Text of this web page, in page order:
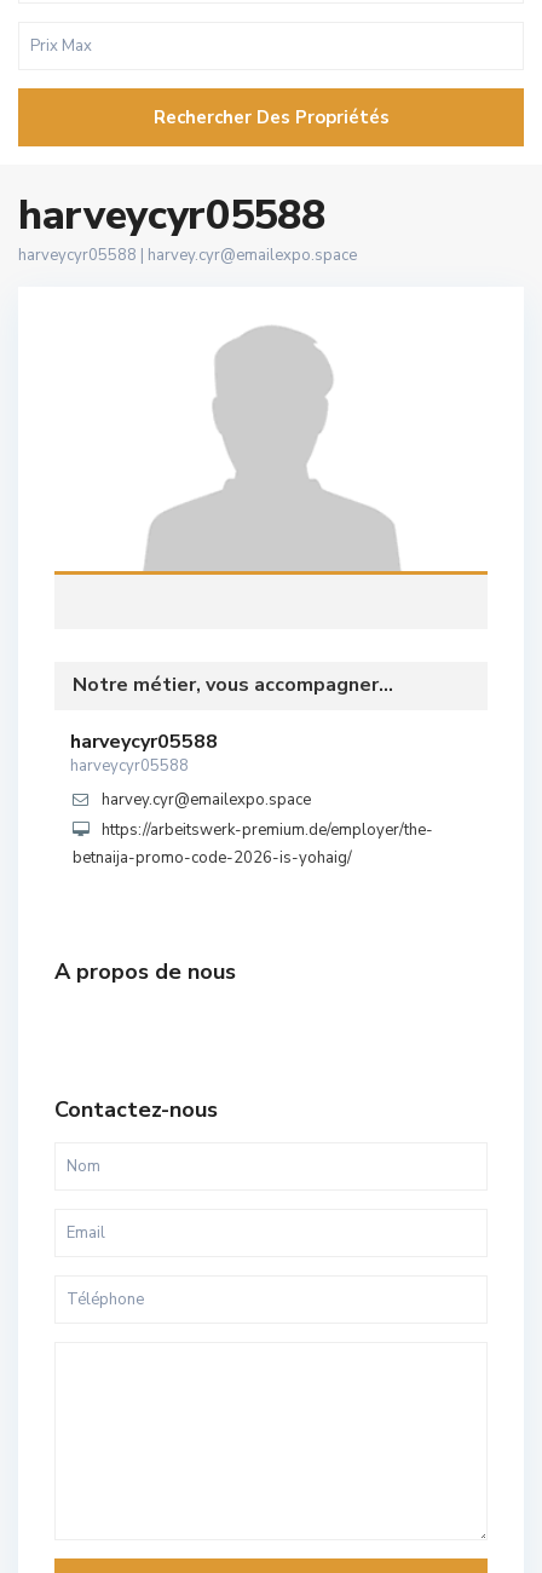
Rechercher Des Propriétés
harveycyr05588
harveycyr05588 | harvey.cyr@emailexpo.space
Notre métier, vous accompagner...
harveycyr05588
harveycyr05588
harvey.cyr@emailexpo.space
https://arbeitswerk-premium.de/employer/the-
betnaija-promo-code-2026-is-yohaig/
A propos de nous
Contactez-nous